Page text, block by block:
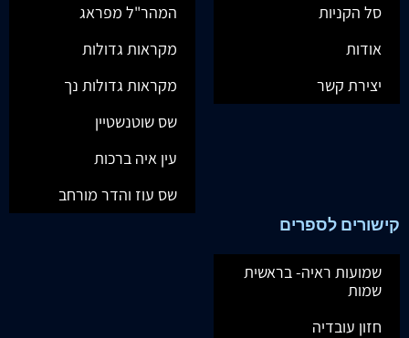
סל הקניות
אודות
יצירת קשר
המהר"ל מפראג
מקראות גדולות
מקראות גדולות נך
שס שוטנשטיין
עין איה ברכות
שס עוז והדר מורחב
קישורים לספרים
שמועות ראיה- בראשית
שמות
חזון עובדיה